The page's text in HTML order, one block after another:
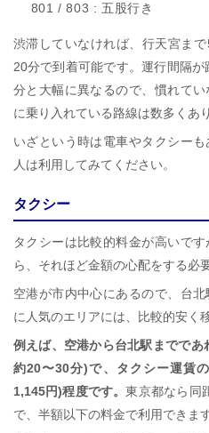
801 / 803 : 五股行き
渋滞していなければ、行天宮ま
20分で到着可能です。運行間隔
分と大幅に異なるので、慣れて
に乗り入れている路線は数多くあ
いざという時は電車やタクシー
人は利用してみてください。
タクシー
タクシーは比較的料金が高いで
ら、それほど金額の心配をする必
空港が市内中心にあるので、台
に人気のエリアには、比較的安く
例えば、空港から台北駅までで
約20〜30分)で、タクシー運賃
1,145円)程度です。東京都なら同
で、半額以下の料金で利用できます